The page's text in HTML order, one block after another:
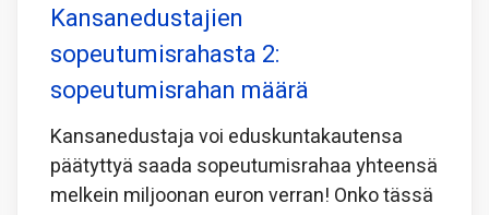
Kansanedustajien
sopeutumisrahasta 2:
sopeutumisrahan määrä
Kansanedustaja voi eduskuntakautensa
päätyttyä saada sopeutumisrahaa yhteensä
melkein miljoonan euron verran! Onko tässä